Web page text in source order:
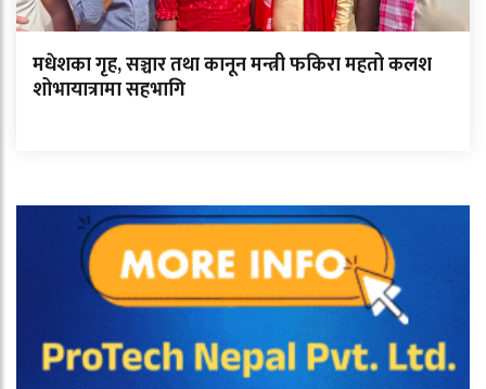
मधेशका गृह, सञ्चार तथा कानून मन्त्री फकिरा महतो कलश
शोभायात्रामा सहभागि